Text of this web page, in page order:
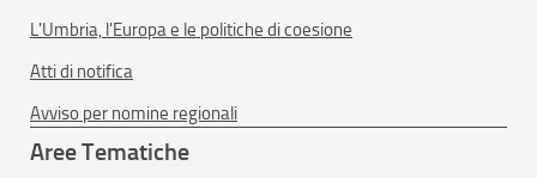
L'Umbria, l'Europa e le politiche di coesione
Atti di notifica
Avviso per nomine regionali
Aree Tematiche